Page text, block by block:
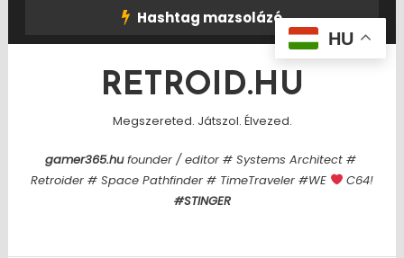
Hashtag mazsolázó
RETROID.HU
Megszereted. Játszol. Élvezed.
gamer365.hufounder / editor # Systems Architect #
Retroider # Space Pathfinder # TimeTraveler #WE
C64!
#STINGER
HU